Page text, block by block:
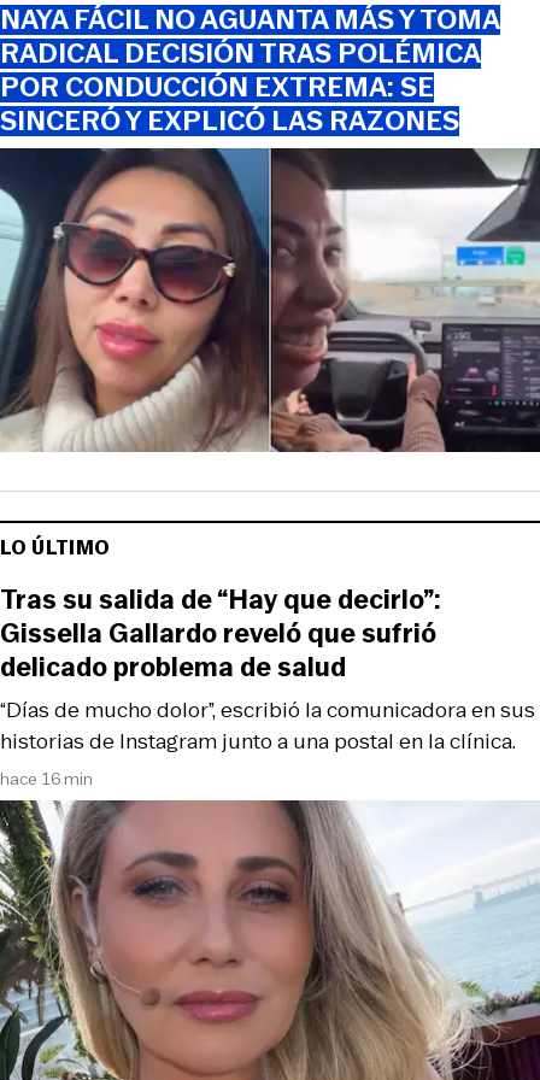
NAYA FÁCIL NO AGUANTA MÁS Y TOMA
RADICAL DECISIÓN TRAS POLÉMICA
POR CONDUCCIÓN EXTREMA: SE
SINCERÓ Y EXPLICÓ LAS RAZONES
LO ÚLTIMO
hace 16 min
“Días de mucho dolor”, escribió la comunicadora en sus
historias de Instagram junto a una postal en la clínica.
Tras su salida de “Hay que decirlo”:
Gissella Gallardo reveló que sufrió
delicado problema de salud